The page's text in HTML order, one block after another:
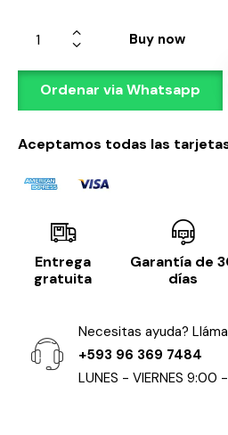
Buy now
Ordenar via Whatsapp
Aceptamos todas las
Entrega
gratuita
Garantía de
días
Necesitas ayuda?
+593 96 369 7484
LUNES - VIERNES 9:00